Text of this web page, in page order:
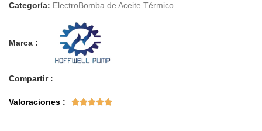
Categoría: ElectroBomba de Aceite Térmico
Marca :
Compartir :
Valoraciones : 